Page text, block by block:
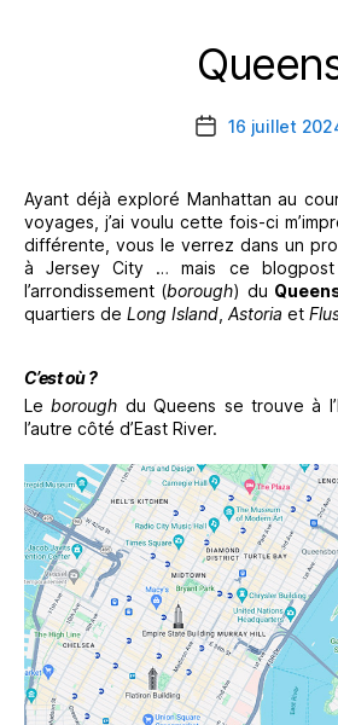
Date16 juillet
Ayant déjà exploré Manhattan au
voyages, j’ai voulu cette fois-ci
différente, vous le verrez dans un
à Jersey City … mais ce blogpost
l’arrondissement (borough) du
quartiers de Long Island Astoria et
C’est où ?
Leborough du Queens se trouve à
l’autre côté d’East River.